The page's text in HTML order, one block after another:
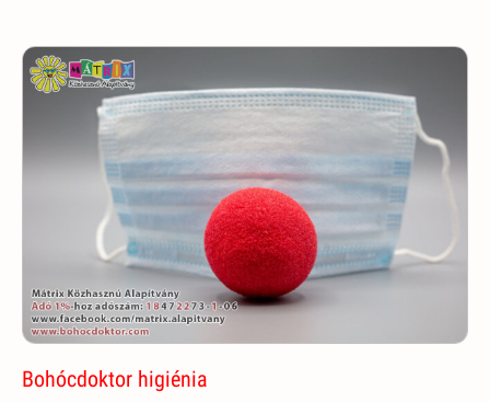
Bohócdoktor higiénia